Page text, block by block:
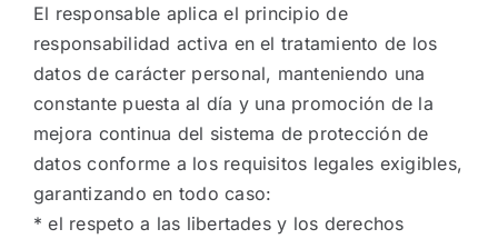
El responsable aplica el principio de
responsabilidad activa en el tratamiento de los
datos de carácter personal, manteniendo una
constante puesta al día y una promoción de la
mejora continua del sistema de protección de
datos conforme a los requisitos legales exigibles,
garantizando en todo caso:
* el respeto a las libertades y los derechos